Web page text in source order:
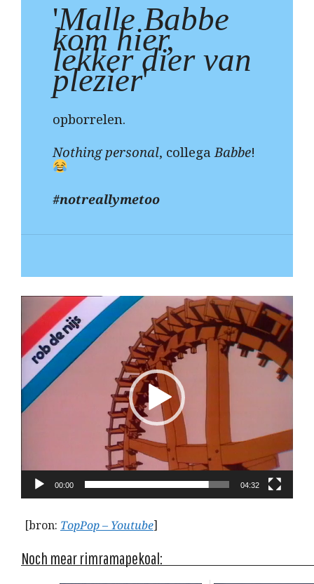
'Malle Babbe
kom hier,
lekker dier van
plezier'
opborrelen.
Nothing personal, collegaBabbe!
#notreallymetoo
Fideo
spiler
00:00 04:32
[bron: TopPop – Youtube]
Noch mear rimramapekoal: